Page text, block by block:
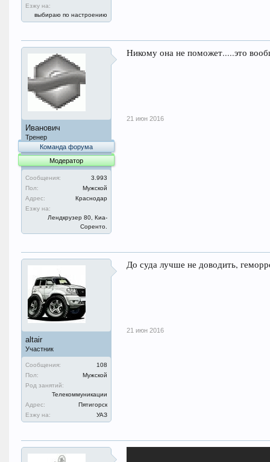
Езжу на:
выбираю по настроению
Иванович
Тренер
Команда форума
Модератор
Сообщения:
3.993
Пол:
Мужской
Адрес:
Краснодар
Езжу на:
Лендкрузер 80, Киа-
Соренто.
Никому она не поможет.....это
21 июн 2016
altair
Участник
Сообщения:
108
Пол:
Мужской
Род занятий:
Телекоммуникации
Адрес:
Пятигорск
Езжу на:
УАЗ
До суда лучше не доводить,
21 июн 2016